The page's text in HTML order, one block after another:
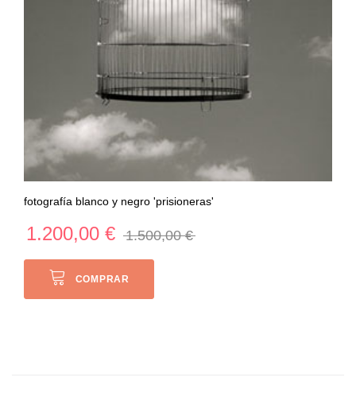
fotografía blanco y negro 'prisioneras'
1.200,00 € 1.500,00 €
COMPRAR